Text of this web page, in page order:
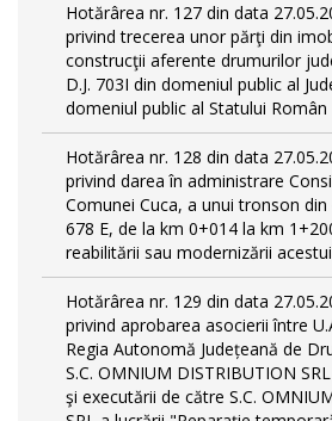
Hotărârea nr. 127 din data
privind trecerea unor părţi din
construcţii aferente drumurilor
D.J. 703I din domeniul public al
domeniul public al Statului Român
Hotărârea nr. 128 din data
privind darea în administrare
Comunei Cuca, a unui tronson
678 E, de la km 0+014 la km
reabilitării sau modernizării
Hotărârea nr. 129 din data
privind aprobarea asocierii între
Regia Autonomă Județeană de
S.C. OMNIUM DISTRIBUTION
şi executării de către S.C.